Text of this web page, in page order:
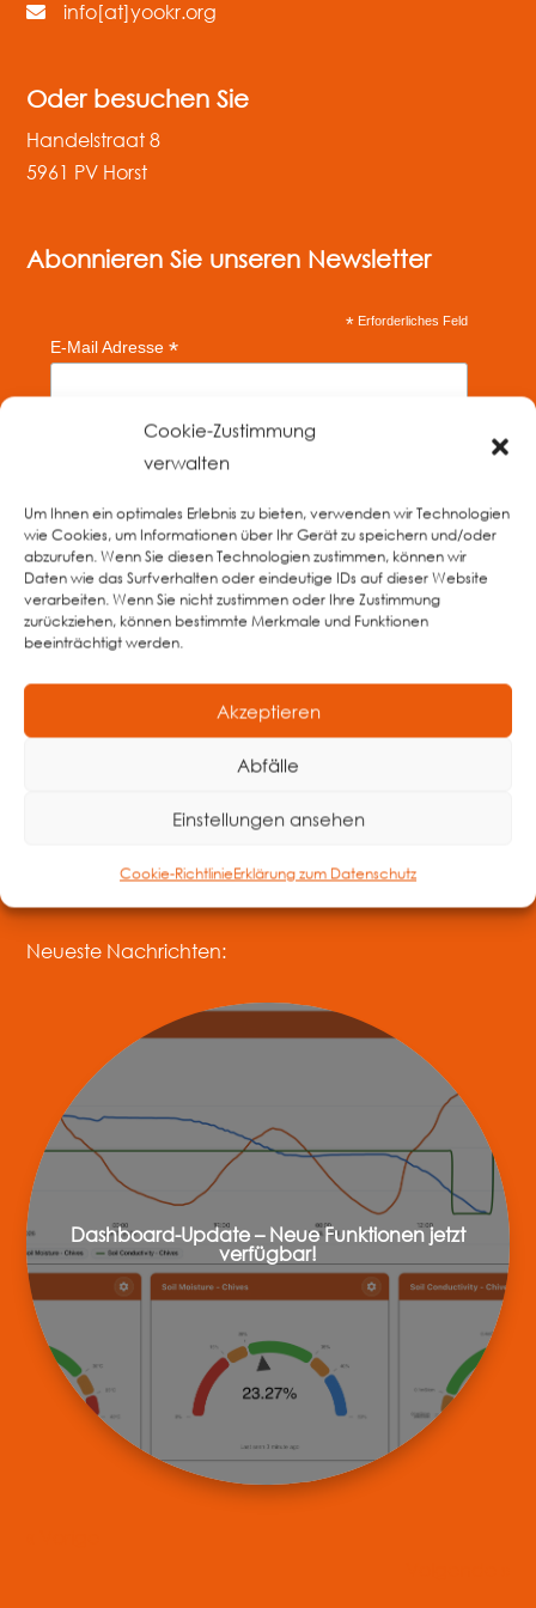
Cookie-Zustimmung
verwalten
Um Ihnen ein optimales Erlebnis zu bieten, verwenden wir Technologien
wie Cookies, um Informationen über Ihr Gerät zu speichern und/oder
abzurufen. Wenn Sie diesen Technologien zustimmen, können wir
Daten wie das Surfverhalten oder eindeutige IDs auf dieser Website
verarbeiten. Wenn Sie nicht zustimmen oder Ihre Zustimmung
zurückziehen, können bestimmte Merkmale und Funktionen
beeinträchtigt werden.
Akzeptieren
Abfälle
Einstellungen ansehen
Cookie-RichtlinieErklärung zum Datenschutz
info[at]yookr.org
Oder besuchen Sie
Handelstraat 8
5961 PV Horst
Abonnieren Sie unseren Newsletter
* Erforderliches Feld
E-Mail Adresse*
Nachname
Neueste Nachrichten:
Dashboard-Update – Neue Funktionen jetzt
verfügbar!